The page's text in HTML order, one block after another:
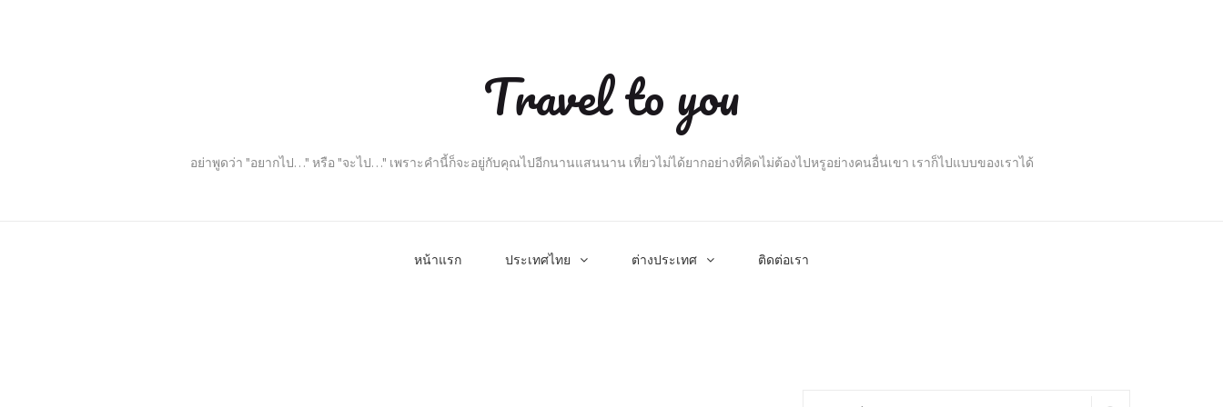
Travel to you
อย่าพูดว่า "อยากไป…" หรือ "จะไป…" เพราะคำนี้ก็จะอยู่กับคุณไปอีกนานแสนนาน เที่ยวไม่ได้ยากอย่างที่คิดไม่ต้องไปหรูอย่างคนอื่นเขา เราก็ไปแบบของเราได้
หน้าแรก ประเทศไทย ต่างประเทศ ติดต่อเรา